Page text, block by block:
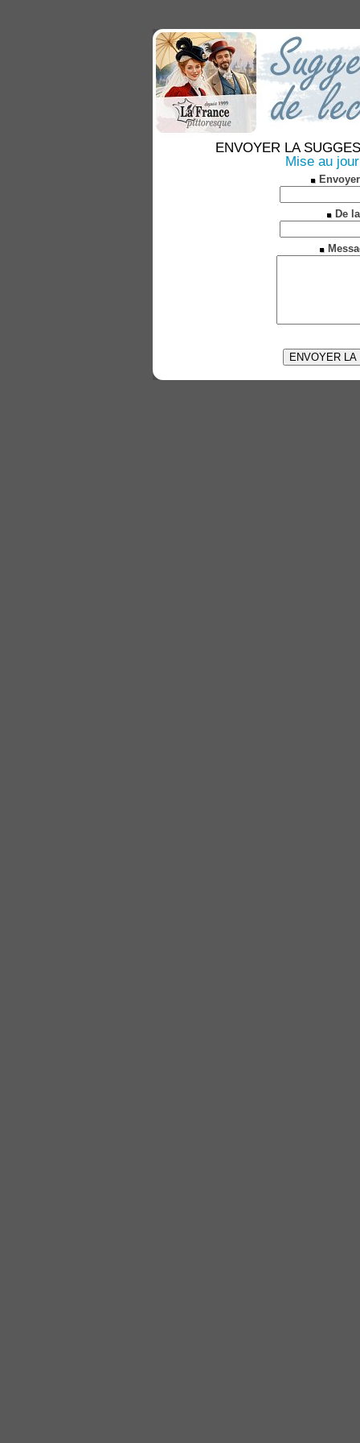
ENVOYER LA
Mise au
De